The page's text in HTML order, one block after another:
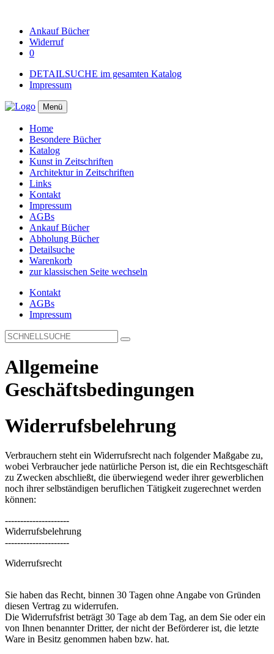
AnkaufBücher
Widerruf
0
DETAILSUCHE im gesamten Katalog
Impressum
Menü
Home
Besondere Bücher
Katalog
Kunst in Zeitschriften
Architektur in Zeitschriften
Links
Kontakt
Impressum
AGBs
Ankauf Bücher
Abholung Bücher
Detailsuche
Warenkorb
zur klassischen Seite wechseln
Kontakt
AGBs
Impressum
Allgemeine
Geschäftsbedingungen
Widerrufsbelehrung
Verbrauchern steht ein Widerrufsrecht nach folgender Maßgabe zu,
wobei Verbraucher jede natürliche Person ist, die ein Rechtsgeschäft
zu Zwecken abschließt, die überwiegend weder ihrer gewerblichen
noch ihrer selbständigen beruflichen Tätigkeit zugerechnet werden
können:
---------------------
Widerrufsbelehrung
---------------------
Widerrufsrecht
Sie haben das Recht, binnen 30 Tagen ohne Angabe von Gründen
diesen Vertrag zu widerrufen.
Die Widerrufsfrist beträgt 30 Tage ab dem Tag, an dem Sie oder ein
von Ihnen benannter Dritter, der nicht der Beförderer ist, die letzte
Ware in Besitz genommen haben bzw. hat.